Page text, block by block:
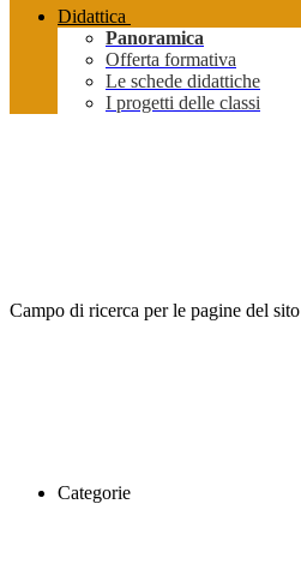
Didattica
Panoramica
Offerta formativa
Le schede didattiche
I progetti delle classi
Campo di ricerca per le pagine del sito
Categorie